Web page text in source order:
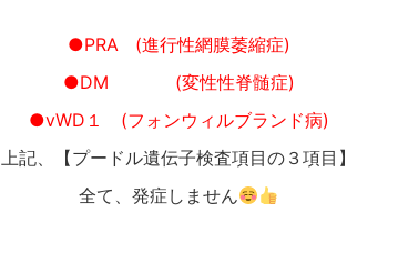
●PRA (進行性網膜萎縮症)
●DM (変性性脊髄症)
●vWD１ (フォンウィルブランド病)
上記、【プードル遺伝子検査項目の３項目】
全て、発症しません